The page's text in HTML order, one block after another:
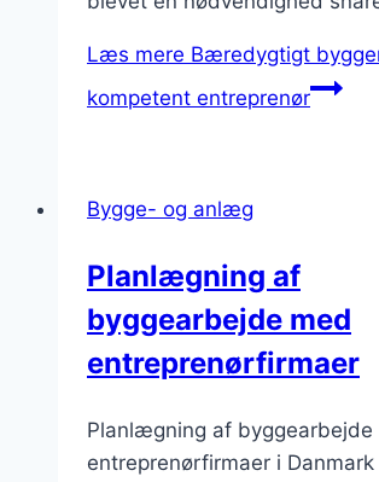
Læs mere Bæredygtigt
kompetent entreprenør
Bygge- og anlæg
Planlægning af
byggearbejde med
entreprenørfirmaer
Planlægning af byggearbejde
entreprenørfirmaer i